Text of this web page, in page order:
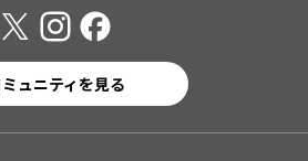
ュニティを見る